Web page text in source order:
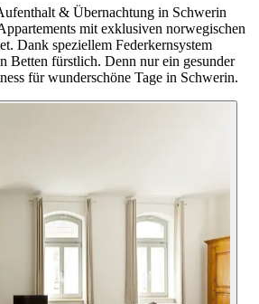
& Übernachtung in Schwerin
mit exklusiven norwegischen
Dank speziellem Federkernsystem
Betten fürstlich. Denn nur ein gesunder
für wunderschöne Tage in Schwerin.